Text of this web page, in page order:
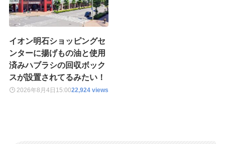
イオン明石ショッピングセ
ンターに揚げもの油と使用
済みハブラシの回収ボック
スが設置されてるみたい！
2026年8月4日 15:0022,924 views